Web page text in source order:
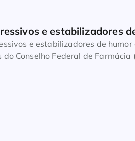
e estabilizadores
e estabilizadores de humor
Conselho Federal de Farmácia
cerca de 58% entre os anos de